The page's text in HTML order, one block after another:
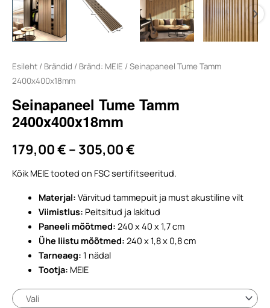
Esileht / Brändid / Bränd: MEIE / Seinapaneel Tume Tamm
2400x400x18mm
Seinapaneel Tume Tamm
2400x400x18mm
179,00€ – 305,00€
range:
179,00 €
through
Kõik MEIE tooted on FSC sertifitseeritud.
Materjal: Värvitud tammepuit ja must akustiline vilt
Viimistlus: Peitsitud ja lakitud
Paneeli mõõtmed: 240 x 40 x 1,7 cm
Ühe liistu mõõtmed: 240 x 1,8 x 0,8 cm
Tarneaeg: 1 nädal
Tootja: MEIE